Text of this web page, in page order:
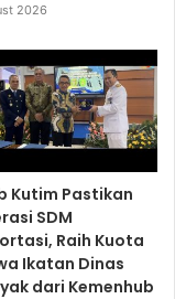
2026
Kutim Pastikan
SDM
Raih Kuota
Ikatan Dinas
dari Kemenhub